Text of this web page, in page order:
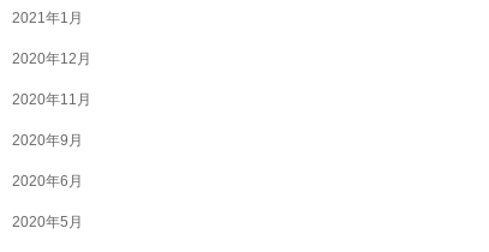
2021年1月
2020年12月
2020年11月
2020年9月
2020年6月
2020年5月